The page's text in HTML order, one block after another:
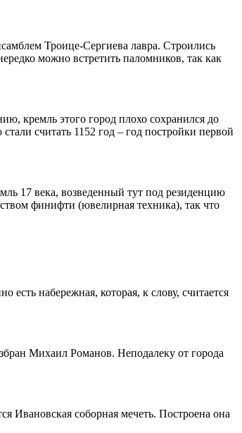
Троице-Сергиева лавра. Строились
можно встретить паломников, так как
кремль этого город плохо сохранился до
считать 1152 год – год постройки первой
17 века, возведенный тут под резиденцию
финифти (ювелирная техника), так что
набережная, которая, к слову, считается
Михаил Романов. Неподалеку от города
Ивановская соборная мечеть. Построена она